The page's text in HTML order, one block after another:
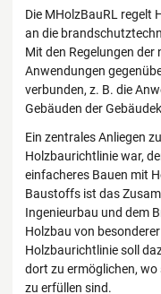
Die MHolzBauRL regelt
an die
Mit den Regelungen
Anwendungen
verbunden, z. B. die
Gebäuden der
Ein zentrales Anliegen
Holzbaurichtlinie war,
einfacheres Bauen mit
Baustoffs ist das
Ingenieurbau und dem
Holzbau von
Holzbaurichtlinie soll
dort zu ermöglichen,
zu erfüllen sind.